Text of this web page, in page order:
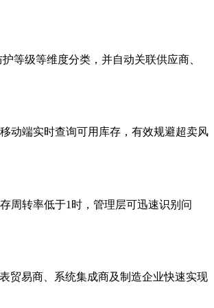
等级等维度分类，并自动关联供应商、
端实时查询可用库存，有效规避超卖风
周转率低于1时，管理层可迅速识别问
贸易商、系统集成商及制造企业快速实现